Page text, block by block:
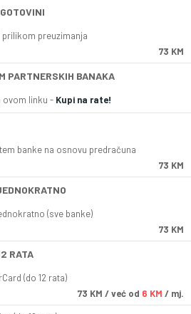
preuzimanja
73 KM
PARTNERSKIH BANAKA
ovom linku - Kupi na rate!
banke na osnovu predračuna
73 KM
(sve banke)
73 KM
RATA
(do 12 rata)
73 KM / već od 6 KM / mj.